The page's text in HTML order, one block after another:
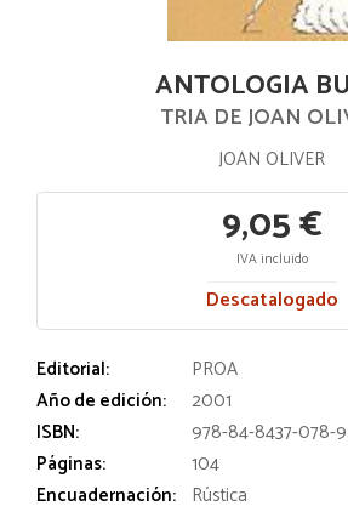
ANTOLOGIA
TRIA DE JOAN
JOAN OLIVER
9,05 €
IVA incluido
Descatalogado
Editorial:
PROA
Año de edición:
2001
ISBN:
978-84-8437-078-9
Páginas:
104
Encuadernación: Rústica